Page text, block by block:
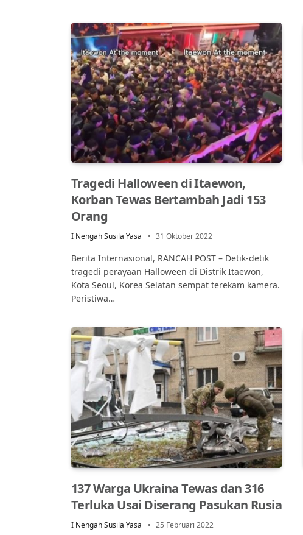
Tragedi Halloween di Itaewon,
Korban Tewas Bertambah Jadi 153
Orang
I Nengah Susila Yasa 31 Oktober 2022
Berita Internasional, RANCAH POST – Detik-detik
tragedi perayaan Halloween di Distrik Itaewon,
Kota Seoul, Korea Selatan sempat terekam kamera.
Peristiwa…
137 Warga Ukraina Tewas dan 316
Terluka Usai Diserang Pasukan Rusia
I Nengah Susila Yasa 25 Februari 2022